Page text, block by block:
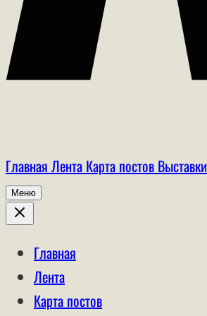
Главная Лента Карта постов Выставки
Меню
Главная
Лента
Карта постов